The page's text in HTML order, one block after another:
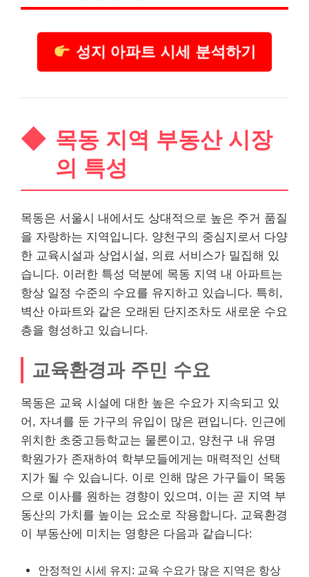
성지 아파트 시세 분석하기
목동 지역 부동산 시장
의 특성
목동은 서울시 내에서도 상대적으로 높은 주거 품질
을 자랑하는 지역입니다. 양천구의 중심지로서 다양
한 교육시설과 상업시설, 의료 서비스가 밀집해 있
습니다. 이러한 특성 덕분에 목동 지역 내 아파트는
항상 일정 수준의 수요를 유지하고 있습니다. 특히,
벽산 아파트와 같은 오래된 단지조차도 새로운 수요
층을 형성하고 있습니다.
교육환경과 주민 수요
목동은 교육 시설에 대한 높은 수요가 지속되고 있
어, 자녀를 둔 가구의 유입이 많은 편입니다. 인근에
위치한 초중고등학교는 물론이고, 양천구 내 유명
학원가가 존재하여 학부모들에게는 매력적인 선택
지가 될 수 있습니다. 이로 인해 많은 가구들이 목동
으로 이사를 원하는 경향이 있으며, 이는 곧 지역 부
동산의 가치를 높이는 요소로 작용합니다. 교육환경
이 부동산에 미치는 영향은 다음과 같습니다:
안정적인 시세 유지: 교육 수요가 많은 지역은 항상